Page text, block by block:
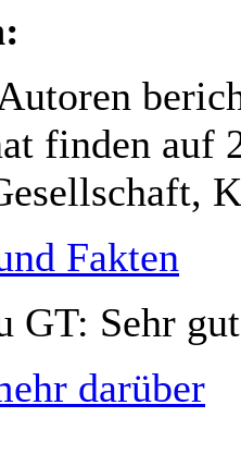
finden auf
Fakten
GT: Sehr
darüber